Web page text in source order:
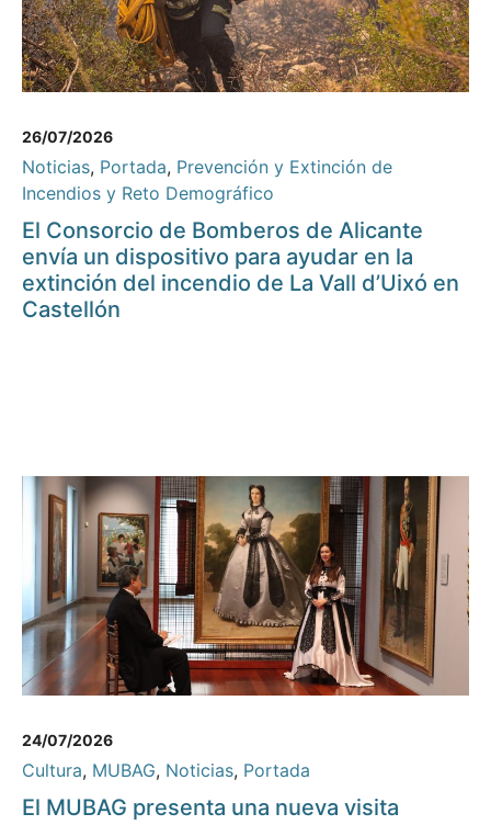
26/07/2026
Noticias, Portada, Prevención y Extinción de
Incendios y Reto Demográfico
El Consorcio de Bomberos de Alicante
envía un dispositivo para ayudar en la
extinción del incendio de La Vall d’Uixó en
Castellón
24/07/2026
Cultura, MUBAG, Noticias, Portada
El MUBAG presenta una nueva visita